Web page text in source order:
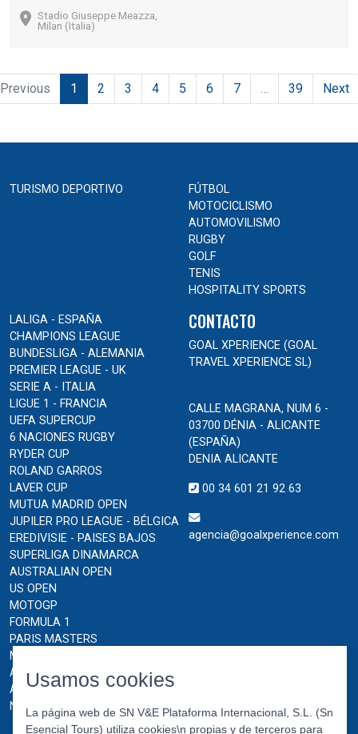
Stadio Giuseppe Meazza,
Milan (Italia)
Previous 1 (current)
2 3 4 5 6 7 … 39 Next
TURISMO DEPORTIVO
FÚTBOL
MOTOCICLISMO
AUTOMOVILISMO
RUGBY
GOLF
TENIS
HOSPITALITY SPORTS
LALIGA - ESPAÑA
CHAMPIONS LEAGUE
BUNDESLIGA - ALEMANIA
PREMIER LEAGUE - UK
SERIE A - ITALIA
LIGUE 1 - FRANCIA
UEFA SUPERCUP
6 NACIONES RUGBY
RYDER CUP
ROLAND GARROS
LAVER CUP
MUTUA MADRID OPEN
JUPILER PRO LEAGUE - BÉLGICA
EREDIVISIE - PAISES BAJOS
SUPERLIGA DINAMARCA
AUSTRALIAN OPEN
US OPEN
MOTOGP
FORMULA 1
PARIS MASTERS
MONTECARLO MASTERS
ATP FINALS TURIN
ABN AMRO OPEN ROTTERDAM
NATIONS CHAMPIONSHIP
CONTACTO
GOAL XPERIENCE (GOAL
TRAVEL XPERIENCE SL)
CALLE MAGRANA, NUM 6 -
03700 DÉNIA - ALICANTE
(ESPAÑA)
DENIA ALICANTE
00 34 601 21 92 63
agencia@goalxperience.com
Usamos cookies
La página web de SN V&E Plataforma Internacional, S.L. (Sn
Esencial Tours) utiliza cookies\n propias y de terceros para